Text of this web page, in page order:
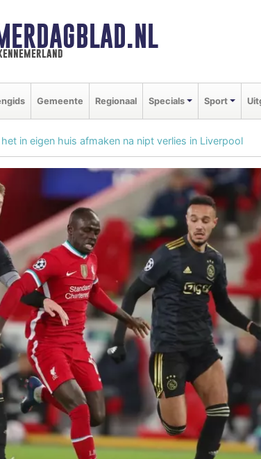
Gemeente Regionaal Specials Sport
in eigen huis afmaken na nipt verlies in Liverpool